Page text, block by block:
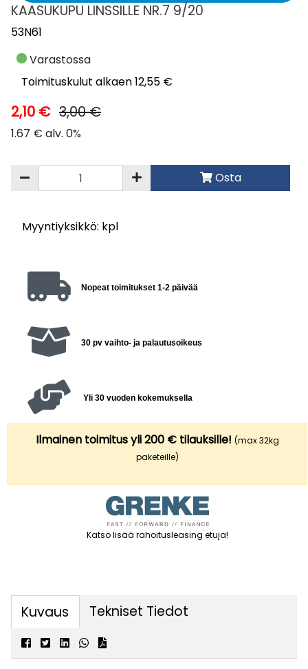
KAASUKUPU LINSSILLE NR.7 9/20
53N61
Varastossa
Toimituskulut alkaen 12,55 €
2,10 € 3,00 €
1.67 € alv. 0%
Osta
Myyntiyksikkö: kpl
Nopeat toimitukset 1-2 päivää
30 pv vaihto- ja palautusoikeus
Yli 30 vuoden kokemuksella
Ilmainen toimitus yli 200 € tilauksille! (max 32kg
paketeille)
Katso lisää rahoitusleasing etuja!
Kuvaus Tekniset Tiedot